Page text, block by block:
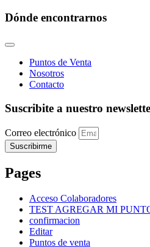
Dónde encontrarnos
Puntos de Venta
Nosotros
Contacto
Suscribite a nuestro
Correo electrónico
Suscribirme
Pages
Acceso Colaboradores
TEST AGREGAR MI
confirmacion
Editar
Puntos de venta